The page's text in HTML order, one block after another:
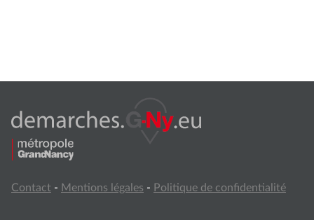
Contact - Mentions légales - Politique de confidentialité